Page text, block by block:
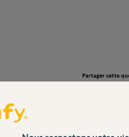
Partager cette